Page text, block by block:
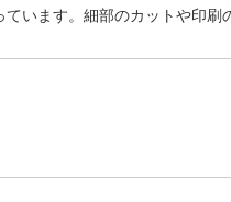
います。細部のカットや印刷